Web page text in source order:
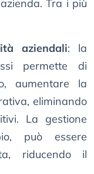
Tra i più
aziendali: la
permette di
aumentare la
eliminando
La gestione
può essere
riducendo il